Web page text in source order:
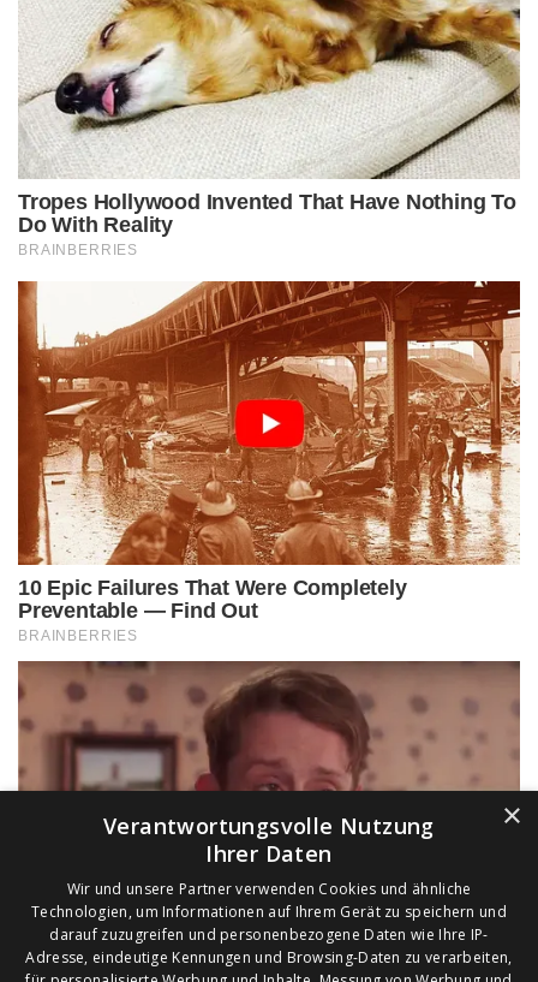
×
Verantwortungsvolle Nutzung
Ihrer Daten
Wir und unsere Partner verwenden Cookies und ähnliche
Technologien, um Informationen auf Ihrem Gerät zu speichern und
darauf zuzugreifen und personenbezogene Daten wie Ihre IP-
Adresse, eindeutige Kennungen und Browsing-Daten zu verarbeiten,